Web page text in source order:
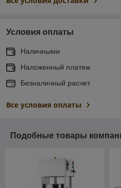
Условия оплаты
Наличными
Наложенный платеж
Безналичный расчет
Все условия оплаты
Подобные товары